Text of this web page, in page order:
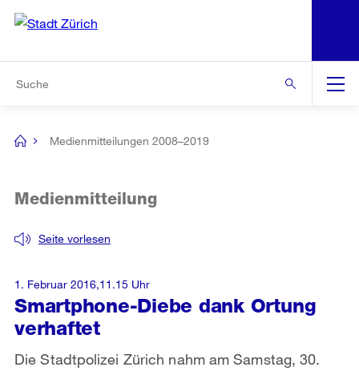
Navigation
[no
Medienmitteilungen 2008–2019
Smartphone-Diebe dank Ortung
verhaftet
Seite vorlesen
Medienmitteilung
Die Stadtpolizei Zürich nahm am Samstag, 30.
1. Februar 2016,11.15 Uhr